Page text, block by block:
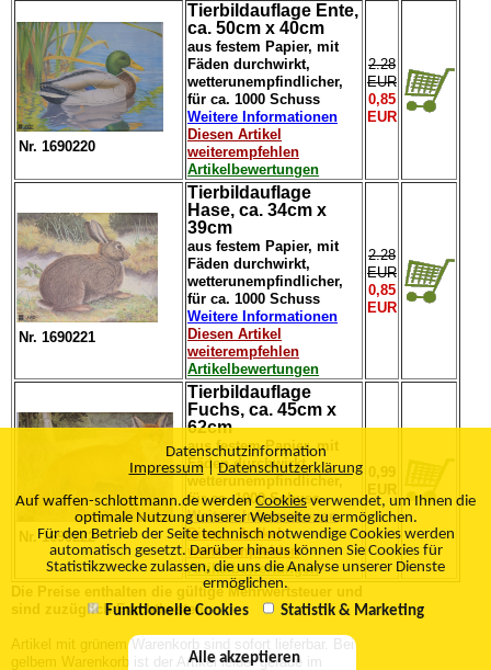
Nr. 1690220
Tierbildauflage Ente,
ca. 50cm x 40cm
aus festem Papier, mit
Fäden durchwirkt,
wetterunempfindlicher,
für ca. 1000 Schuss
Weitere Informationen
Diesen Artikel
weiterempfehlen
Artikelbewertungen
2.28
EUR
0,85
EUR
Nr. 1690221
Tierbildauflage
Hase, ca. 34cm x
39cm
aus festem Papier, mit
Fäden durchwirkt,
wetterunempfindlicher,
für ca. 1000 Schuss
Weitere Informationen
Diesen Artikel
weiterempfehlen
Artikelbewertungen
2.28
EUR
0,85
EUR
Nr. 1690222
Tierbildauflage
Fuchs, ca. 45cm x
62cm
aus festem Papier, mit
Fäden durchwirkt,
wetterunempfindlicher,
für ca. 1000 Schuss
Weitere Informationen
Diesen Artikel
weiterempfehlen
Artikelbewertungen
0,99
EUR
Die Preise enthalten die gültige Mehrwertsteuer und
sind zuzüglich Frachtkosten.
Artikel mit grünem Warenkorb sind sofort lieferbar. Bei
gelbem Warenkorb ist der Artikel leider gerade im
Datenschutzinformation
Impressum|Datenschutzerklärung
Auf waffen-schlottmann.de werdenCookiesverwendet, um Ihnen die
optimale Nutzung unserer Webseite zu ermöglichen.
Für den Betrieb der Seite technisch notwendige Cookies werden
automatisch gesetzt. Darüber hinaus können Sie Cookies für
Statistikzwecke zulassen, die uns die Analyse unserer Dienste
ermöglichen.
Funktionelle Cookies
Statistik & Marketing
Alle akzeptieren